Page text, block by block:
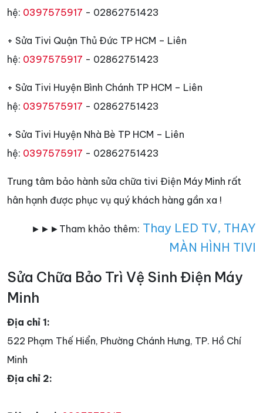
hệ: 0397575917 - 02862751423
+ Sửa Tivi Quận Thủ Đức TP HCM – Liên
hệ: 0397575917 - 02862751423
+ Sửa Tivi Huyện Bình Chánh TP HCM – Liên
hệ: 0397575917 - 02862751423
+ Sửa Tivi Huyện Nhà Bè TP HCM – Liên
hệ: 0397575917 - 02862751423
Trung tâm bảo hành sửa chữa tivi Điện Máy Minh rất
hân hạnh được phục vụ quý khách hàng gần xa !
►►►Tham khảo thêm: Thay LED TV, THAY
MÀN HÌNH TIVI
Sửa Chữa Bảo Trì Vệ Sinh Điện Máy
Minh
Địa chỉ 1:
522 Phạm Thế Hiển, Phường Chánh Hưng, TP. Hồ Chí
Minh
Địa chỉ 2: